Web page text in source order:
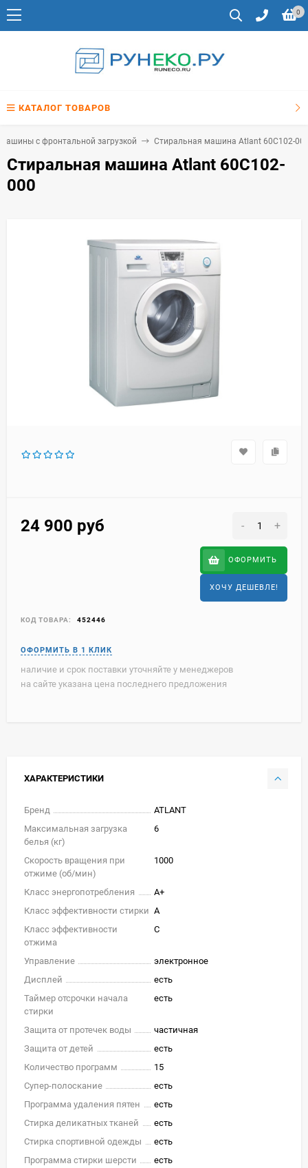
0
КАТАЛОГ ТОВАРОВ
с фронтальной загрузкой Стиральная машина Atlant 60С102-
Стиральная машина Atlant 60С102-
000
24 900 руб - +
ОФОРМИТЬ
ХОЧУ ДЕШЕВЛЕ!
КОД ТОВАРА: 452446
наличие и срок поставки уточняйте у менеджеров
на сайте указана цена последнего предложения
ХАРАКТЕРИСТИКИ
Бренд
ATLANT
Максимальная загрузка
белья (кг)
6
Скорость вращения при
отжиме (об/мин)
1000
Класс энергопотребления
A+
Класс эффективности стирки A
Класс эффективности
отжима
C
Управление
электронное
Дисплей
есть
Таймер отсрочки начала
стирки
есть
Защита от протечек воды
частичная
Защита от детей
есть
Количество программ
15
Супер-полоскание
есть
Программа удаления пятен
есть
Стирка деликатных тканей
есть
Стирка спортивной одежды
есть
Программа стирки шерсти
есть